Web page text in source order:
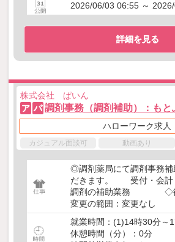
2026/06/03 06:55 ～
詳細を見る
株式会社 ぱいん
ア パ 調剤事務（調剤補助）：もと
ハローワーク求人
カジュアル面談可 動画あり
◎調剤薬局にて調剤事務補
だきます。 受付・会計
調剤の補助業務 ◇従
変更の範囲：変更なし
就業時間：(1)14時30分～
休憩時間（分）：0分